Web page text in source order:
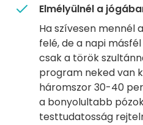
Elmélyülnél a
Ha szívesen mennél
felé, de a napi
csak a török
program neked van
háromszor 30-40
a bonyolultabb
testtudatosság